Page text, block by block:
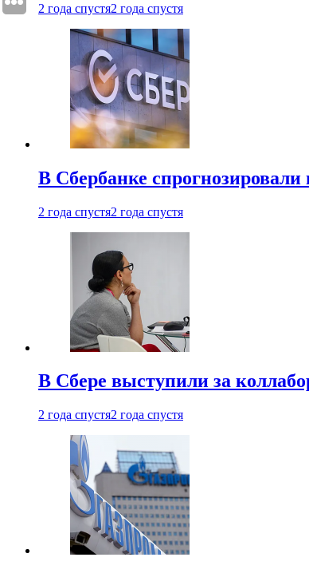
2 года спустя2 года спустя
В Сбербанке
2 года спустя2 года спустя
В Сбере выступили за
2 года спустя2 года спустя